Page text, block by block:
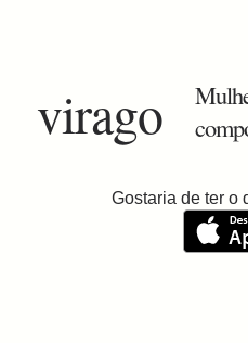
virago
Gostaria de ter o